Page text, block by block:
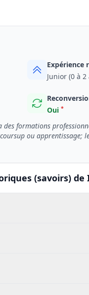
Expérience
Junior (0 à 2
Oui *
formations
ou
(savoirs)